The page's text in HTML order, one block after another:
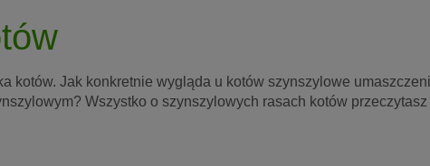
kotów. Jak konkretnie wygląda u kotów szynszylowe
Wszystko o szynszylowych rasach kotów